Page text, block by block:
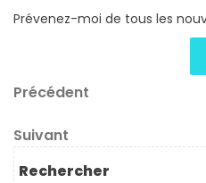
Prévenez-moi de tous les
Navigation
de
l’article
Article
Précédent
Article
suivant
Suivant
Rechercher